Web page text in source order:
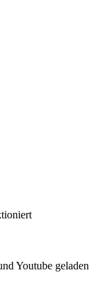
Youtube geladen